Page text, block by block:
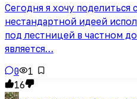
Сегодня я хочу поделиться
нестандартной идеей
под лестницей в частном
является…
0
1
16